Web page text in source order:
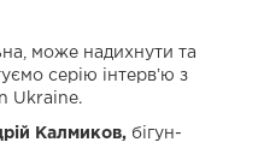
може надихнути та
серію інтервʼю з
Ukraine.
Калмиков, бігун-